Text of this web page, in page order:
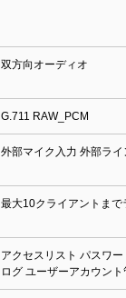
双方向オーディオ
G.711 RAW_PCM
外部マイク入力 外部ライ
最大10クライアントま
アクセスリスト パスワ
ログ ユーザーアカウント